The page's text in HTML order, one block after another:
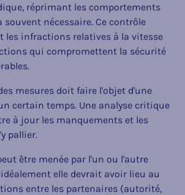
réprimant les comportements
souvent nécessaire. Ce contrôle
les infractions relatives à la vitesse
qui compromettent la sécurité
mesures doit faire l'objet d'une
certain temps. Une analyse critique
à jour les manquements et les
pallier.
être menée par l'un ou l'autre
elle devrait avoir lieu au
entre les partenaires (autorité,